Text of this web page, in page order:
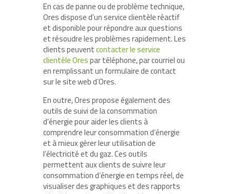
En cas de panne ou de problème technique,
Ores dispose d’un service clientèle réactif
et disponible pour répondre aux questions
et résoudre les problèmes rapidement. Les
clients peuventcontacter le service
clientèle Orespar téléphone, par courriel ou
en remplissant un formulaire de contact
sur le site web d’Ores.
En outre, Ores propose également des
outils de suivi de la consommation
d’énergie pour aider les clients à
comprendre leur consommation d’énergie
et à mieux gérer leur utilisation de
l’électricité et du gaz. Ces outils
permettent aux clients de suivre leur
consommation d’énergie en temps réel, de
visualiser des graphiques et des rapports